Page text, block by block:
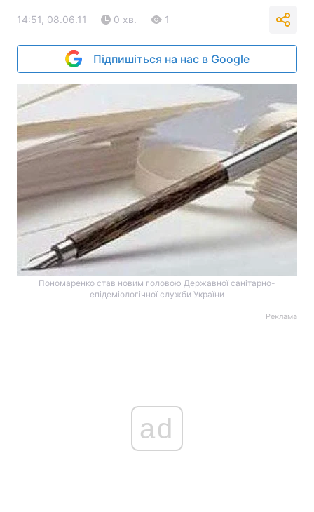
14:51, 08.06.11 0 хв. 1
Підпишіться на нас в Google
Пономаренко став новим головою Державної санітарно-
епідеміологічної служби України
Реклама
ad